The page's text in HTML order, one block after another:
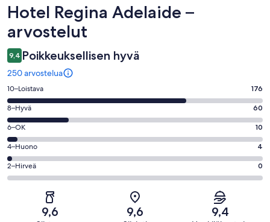
Arvostelut
Hotel Regina Adelaide –
arvostelut
9,4 Poikkeuksellisen hyvä
250 arvostelua
Arvosana
10
-
Loistava.
176
kautta
250
arvostelua
10–Loistava 176
Arvosana
8
-
Hyvä.
60
kautta
250
arvostelua
8–Hyvä 60
Arvosana
6
-
OK.
10
arvostelua
6–OK 10
Arvosana
4
-
4–Huono 4
Arvosana
2
2–Hirveä 0
9,6 9,6 9,4